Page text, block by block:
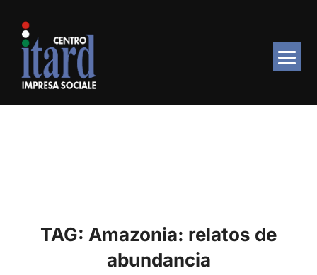
contenuto
TAG: Amazonia: relatos de
abundancia